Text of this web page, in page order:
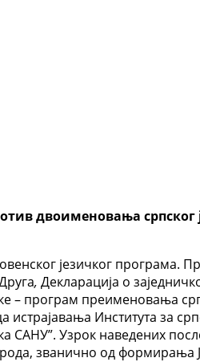
двоименовања српског
језичког програма.
, Декларација о
– програм преименовања
Института за
САНУ”. Узрок наведених
званично од